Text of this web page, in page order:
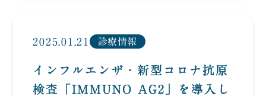
2025.01.21 診療情報
インフルエンザ・新型コロナ抗原
検査「IMMUNO AG2」を導入し